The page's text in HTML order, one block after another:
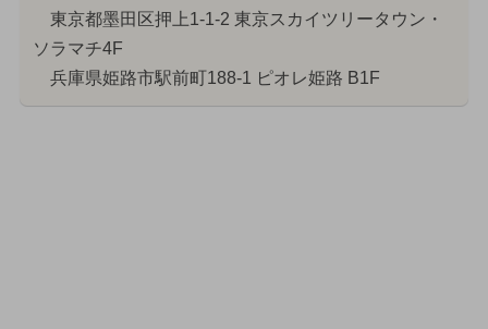
東京都墨田区押上1-1-2 東京スカイツリータウン・
ソラマチ4F
兵庫県姫路市駅前町188-1 ピオレ姫路 B1F